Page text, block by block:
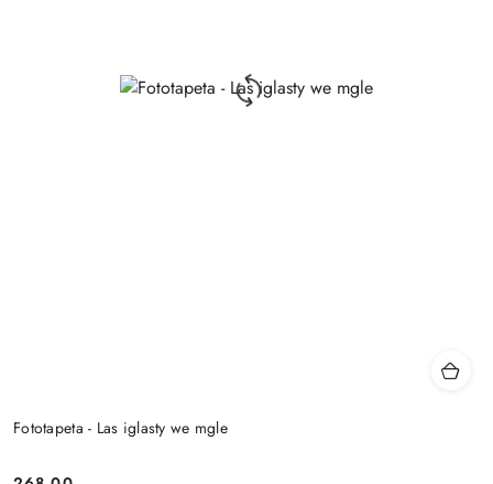
Fototapeta - Las iglasty we mgle